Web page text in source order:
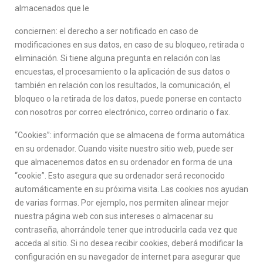
almacenados que le
conciernen: el derecho a ser notificado en caso de
modificaciones en sus datos, en caso de su bloqueo, retirada o
eliminación. Si tiene alguna pregunta en relación con las
encuestas, el procesamiento o la aplicación de sus datos o
también en relación con los resultados, la comunicación, el
bloqueo o la retirada de los datos, puede ponerse en contacto
con nosotros por correo electrónico, correo ordinario o fax.
“Cookies”: información que se almacena de forma automática
en su ordenador. Cuando visite nuestro sitio web, puede ser
que almacenemos datos en su ordenador en forma de una
“cookie”. Esto asegura que su ordenador será reconocido
automáticamente en su próxima visita. Las cookies nos ayudan
de varias formas. Por ejemplo, nos permiten alinear mejor
nuestra página web con sus intereses o almacenar su
contraseña, ahorrándole tener que introducirla cada vez que
acceda al sitio. Si no desea recibir cookies, deberá modificar la
configuración en su navegador de internet para asegurar que